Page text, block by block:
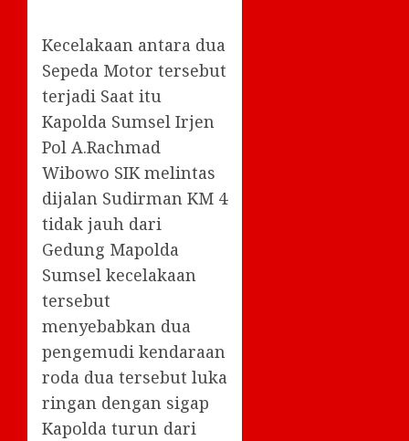
Kecelakaan antara dua
Sepeda Motor tersebut
terjadi Saat itu
Kapolda Sumsel Irjen
Pol A.Rachmad
Wibowo SIK melintas
dijalan Sudirman KM 4
tidak jauh dari
Gedung Mapolda
Sumsel kecelakaan
tersebut
menyebabkan dua
pengemudi kendaraan
roda dua tersebut luka
ringan dengan sigap
Kapolda turun dari